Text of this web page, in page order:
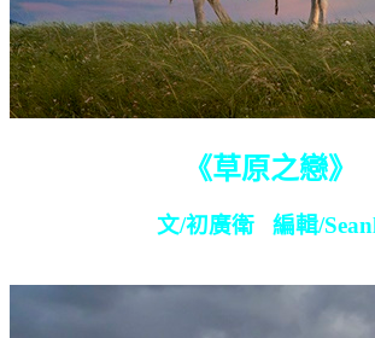
《草原之戀》
文/初廣衛 編輯/